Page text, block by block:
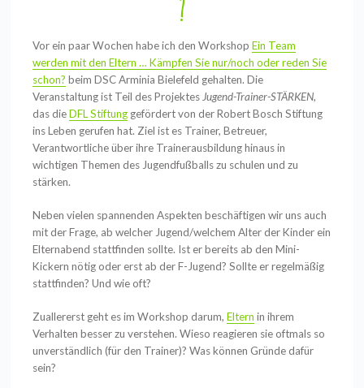
Vor ein paar Wochen habe ich den WorkshopEin Team
werden mit den Eltern … Kämpfen Sie nur/noch oder reden Sie
schon? beim DSC Arminia Bielefeld gehalten. Die
Veranstaltung ist Teil des Projektes Jugend-Trainer-STÄRKEN,
das dieDFL Stiftung gefördert von der Robert Bosch Stiftung
ins Leben gerufen hat. Ziel ist es Trainer, Betreuer,
Verantwortliche über ihre Trainerausbildung hinaus in
wichtigen Themen des Jugendfußballs zu schulen und zu
stärken.
Neben vielen spannenden Aspekten beschäftigen wir uns auch
mit der Frage, ab welcher Jugend/welchem Alter der Kinder ein
Elternabend stattfinden sollte. Ist er bereits ab den Mini-
Kickern nötig oder erst ab der F-Jugend? Sollte er regelmäßig
stattfinden? Und wie oft?
Zuallererst geht es im Workshop darum,Eltern in ihrem
Verhalten besser zu verstehen. Wieso reagieren sie oftmals so
unverständlich (für den Trainer)? Was können Gründe dafür
sein?